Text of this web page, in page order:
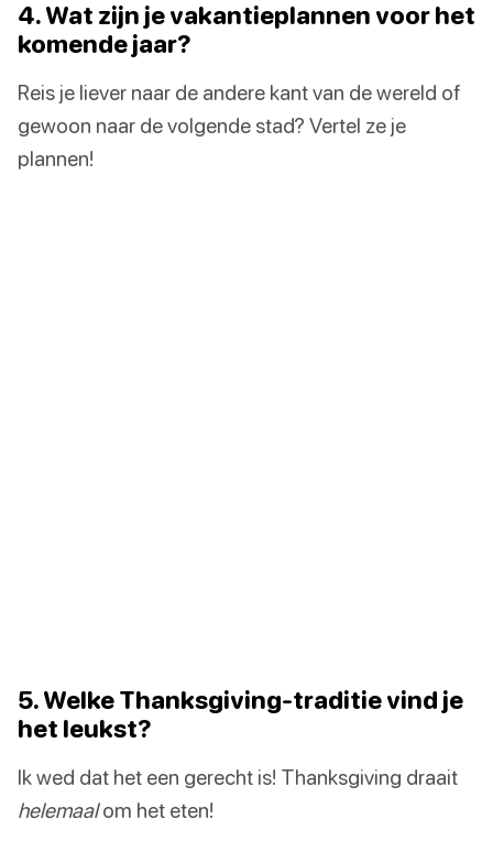
4. Wat zijn je vakantieplannen voor het
komende jaar?
Reis je liever naar de andere kant van de wereld of
gewoon naar de volgende stad? Vertel ze je
plannen!
5. Welke Thanksgiving-traditie vind je
het leukst?
Ik wed dat het een gerecht is! Thanksgiving draait
helemaalom het eten!